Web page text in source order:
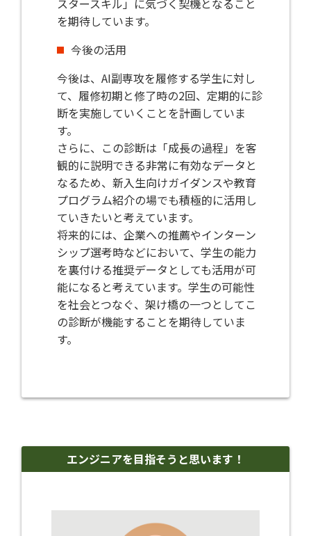
スタースキル」に気づく契機となること
を期待しています。
今後の活用
今後は、AI副専攻を履修する学生に対し
て、履修初期と修了時の2回、定期的に診
断を実施していくことを計画していま
す。
さらに、この診断は「成長の過程」を客
観的に説明できる非常に有効なデータと
なるため、新入生向けガイダンスや教育
プログラム紹介の場でも積極的に活用し
ていきたいと考えています。
将来的には、企業への推薦やインターン
シップ選考時などにおいて、学生の能力
を裏付ける推奨データとしても活用が可
能になると考えています。学生の可能性
を社会とつなぐ、架け橋の一つとしてこ
の診断が機能することを期待していま
す。
エンジニアを目指そうと思います！